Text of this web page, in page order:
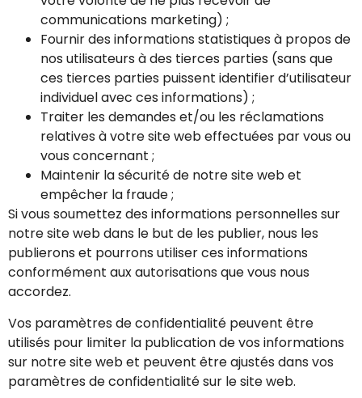
communications marketing) ;
Fournir des informations statistiques à propos de
nos utilisateurs à des tierces parties (sans que
ces tierces parties puissent identifier d’utilisateur
individuel avec ces informations) ;
Traiter les demandes et/ou les réclamations
relatives à votre site web effectuées par vous ou
vous concernant ;
Maintenir la sécurité de notre site web et
empêcher la fraude ;
Si vous soumettez des informations personnelles sur
notre site web dans le but de les publier, nous les
publierons et pourrons utiliser ces informations
conformément aux autorisations que vous nous
accordez.
Vos paramètres de confidentialité peuvent être
utilisés pour limiter la publication de vos informations
sur notre site web et peuvent être ajustés dans vos
paramètres de confidentialité sur le site web.